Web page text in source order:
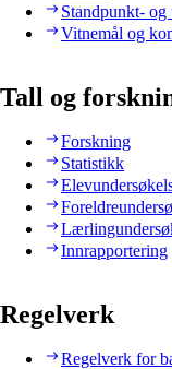
Standpunkt-
Vitnemål og
Tall og
Forskning
Statistikk
Innrapportering
Regelverk
Regelverk for